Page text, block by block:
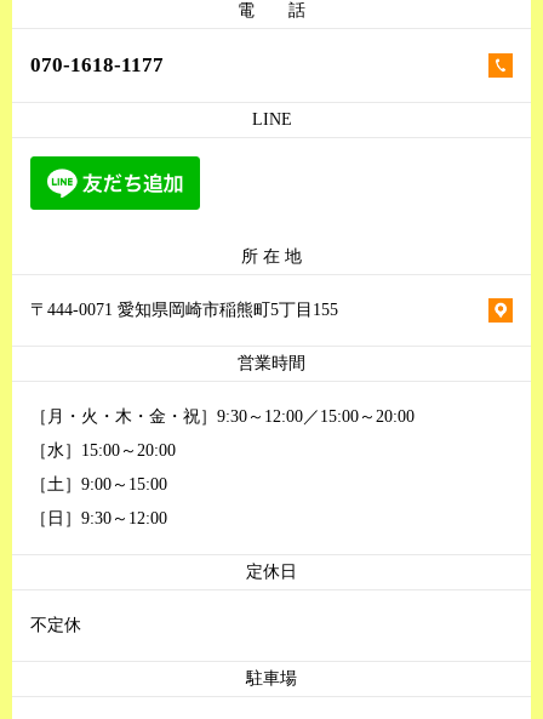
電 話
070-1618-1177
LINE
所 在 地
〒444-0071 愛知県岡崎市稲熊町5丁目155
営業時間
［月・火・木・金・祝］9:30～12:00／15:00～20:00
［水］15:00～20:00
［土］9:00～15:00
［日］9:30～12:00
定休日
不定休
駐車場